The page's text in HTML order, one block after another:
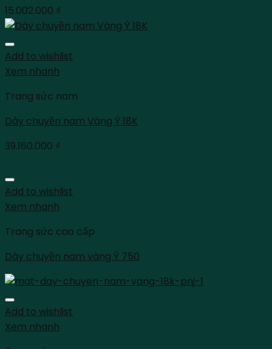
15.002.000 ₫
Add to wishlist
Xem nhanh
Trang sức nam
Dây chuyền nam Vàng Ý 18K
39.160.000 ₫
Add to wishlist
Xem nhanh
Trang sức cao cấp
Dây chuyền nam vàng Ý 750
Add to wishlist
Xem nhanh